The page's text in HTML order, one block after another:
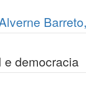
democracia